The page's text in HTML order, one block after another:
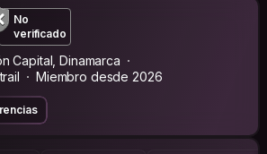
No
verificado
Capital, Dinamarca
Miembro desde 2026